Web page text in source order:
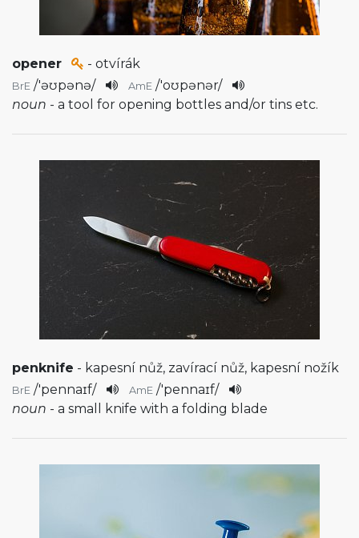
opener - otvírák
BrE /'əʊpənə/ AmE /'oʊpənər/
noun - a tool for opening bottles and/or tins etc.
penknife - kapesní nůž, zavírací nůž, kapesní nožík
BrE /'pennaɪf/ AmE /'pennaɪf/
noun - a small knife with a folding blade